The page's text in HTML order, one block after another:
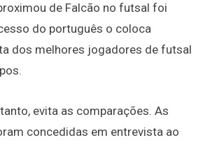
de Falcão no futsal foi
do português o coloca
dos melhores jogadores de futsal
evita as comparações. As
concedidas em entrevista ao